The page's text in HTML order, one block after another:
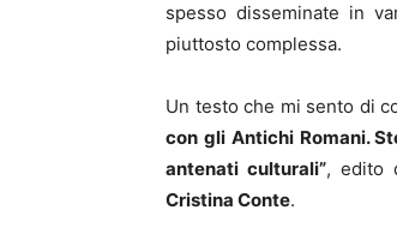
spesso disseminate in
piuttosto complessa.
Un testo che mi sento di
con gli Antichi Romani.
antenati culturali”, edito
Cristina Conte.